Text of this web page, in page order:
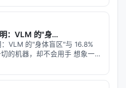
50个测试案例，发现最常见
对不伤害——28个案例里出
个。四原则之间的张力不
都在发生的事。
。每条单独拎出来都很乖。
。医学伦理的四原则就是这
| 数值 | |:---…
：VLM 的"身...
VLM 的"身体盲区"与 16.8%
的机器，却不会用手 想象一位
进的眼睛——能看清每一根血
界，能分辨组织的层次。但她